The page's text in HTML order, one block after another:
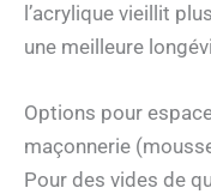
l’acrylique vieillit
une meilleure
Options pour
maçonnerie
Pour des vides de